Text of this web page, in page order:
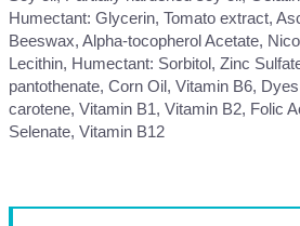
Humectant: Glycerin, Tomato extract,
Beeswax, Alpha-tocopherol Acetate,
Lecithin, Humectant: Sorbitol, Zinc
pantothenate, Corn Oil, Vitamin B6,
carotene, Vitamin B1, Vitamin B2, Folic
Selenate, Vitamin B12